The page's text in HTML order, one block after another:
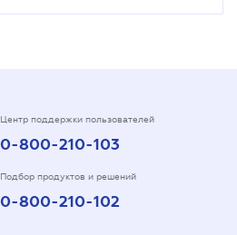
Центр поддержки пользователей
0-800-210-103
Подбор продуктов и решений
0-800-210-102